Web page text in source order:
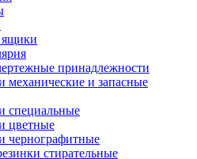
принадлежности
механические и запасные
специальные
цветные
чернографитные
стирательные